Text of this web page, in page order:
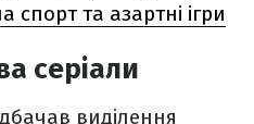
спорт та азартні ігри
серіали
виділення